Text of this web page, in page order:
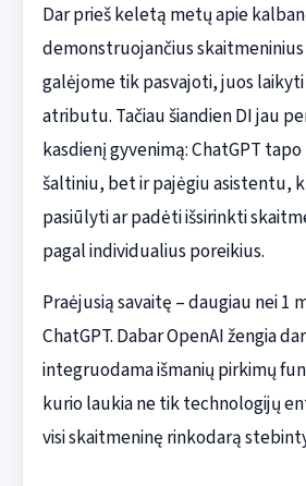
Dar prieš keletą metų apie
demonstruojančius
galėjome tik pasvajoti, juos laikyti
atributu. Tačiau šiandien DI jau
kasdienį gyvenimą: ChatGPT
šaltiniu, bet ir pajėgiu asistentu,
pasiūlyti ar padėti išsirinkti
pagal individualius poreikius.
Praėjusią savaitę – daugiau nei 1
ChatGPT. Dabar OpenAI žengia
integruodama išmanių pirkimų
kurio laukia ne tik technologijų
visi skaitmeninę rinkodarą